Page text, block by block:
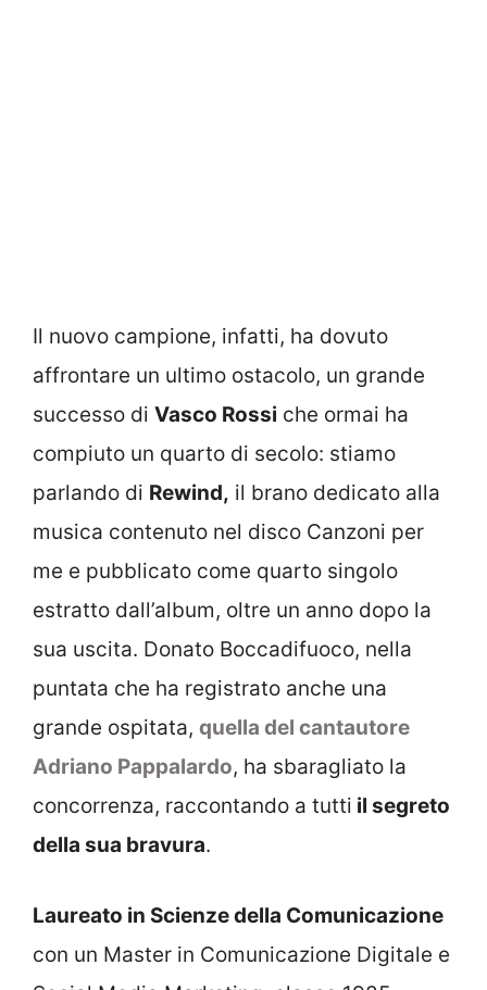
Il nuovo campione, infatti, ha dovuto
affrontare un ultimo ostacolo, un grande
successo di Vasco Rossi che ormai ha
compiuto un quarto di secolo: stiamo
parlando di Rewind, il brano dedicato alla
musica contenuto nel disco Canzoni per
me e pubblicato come quarto singolo
estratto dall’album, oltre un anno dopo la
sua uscita. Donato Boccadifuoco, nella
puntata che ha registrato anche una
grande ospitata, quella del cantautore
Adriano Pappalardo, ha sbaragliato la
concorrenza, raccontando a tutti il segreto
della sua bravura.
Laureato in Scienze della Comunicazione
con un Master in Comunicazione Digitale e